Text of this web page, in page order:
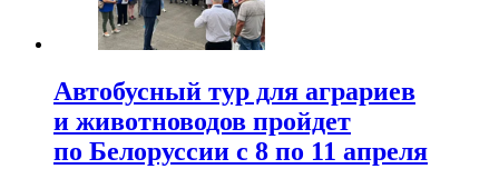
Автобусный тур для аграриев
и животноводов пройдет
по Белоруссии с 8 по 11 апреля